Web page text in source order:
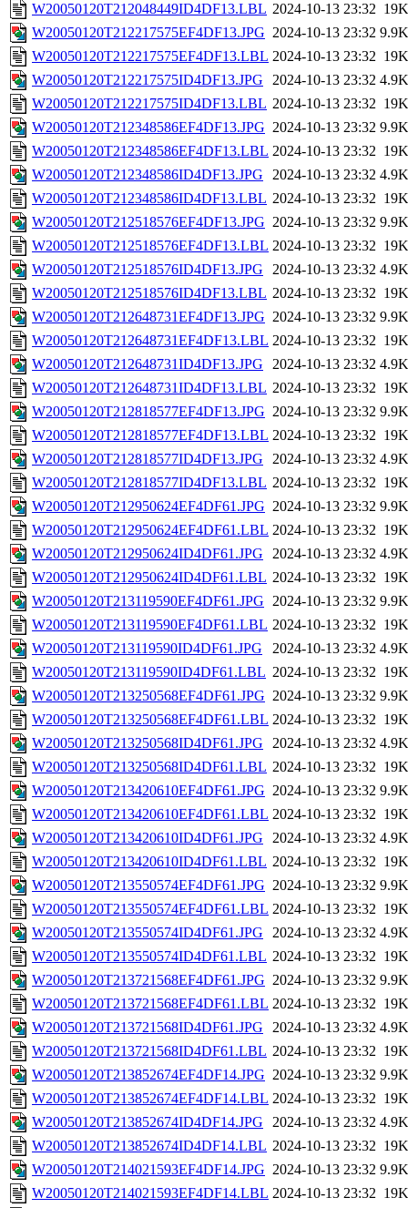
W20050120T212048449ID4DF13.LBL 2024-10-13 23:32 19K
W20050120T212217575EF4DF13.JPG 2024-10-13 23:32 9.9K
W20050120T212217575EF4DF13.LBL 2024-10-13 23:32 19K
W20050120T212217575ID4DF13.JPG
2024-10-13 23:32 4.9K
W20050120T212217575ID4DF13.LBL 2024-10-13 23:32 19K
W20050120T212348586EF4DF13.JPG 2024-10-13 23:32 9.9K
W20050120T212348586EF4DF13.LBL 2024-10-13 23:32 19K
W20050120T212348586ID4DF13.JPG
2024-10-13 23:32 4.9K
W20050120T212348586ID4DF13.LBL 2024-10-13 23:32 19K
W20050120T212518576EF4DF13.JPG 2024-10-13 23:32 9.9K
W20050120T212518576EF4DF13.LBL 2024-10-13 23:32 19K
W20050120T212518576ID4DF13.JPG
2024-10-13 23:32 4.9K
W20050120T212518576ID4DF13.LBL 2024-10-13 23:32 19K
W20050120T212648731EF4DF13.JPG 2024-10-13 23:32 9.9K
W20050120T212648731EF4DF13.LBL 2024-10-13 23:32 19K
W20050120T212648731ID4DF13.JPG
2024-10-13 23:32 4.9K
W20050120T212648731ID4DF13.LBL 2024-10-13 23:32 19K
W20050120T212818577EF4DF13.JPG 2024-10-13 23:32 9.9K
W20050120T212818577EF4DF13.LBL 2024-10-13 23:32 19K
W20050120T212818577ID4DF13.JPG
2024-10-13 23:32 4.9K
W20050120T212818577ID4DF13.LBL 2024-10-13 23:32 19K
W20050120T212950624EF4DF61.JPG 2024-10-13 23:32 9.9K
W20050120T212950624EF4DF61.LBL 2024-10-13 23:32 19K
W20050120T212950624ID4DF61.JPG
2024-10-13 23:32 4.9K
W20050120T212950624ID4DF61.LBL 2024-10-13 23:32 19K
W20050120T213119590EF4DF61.JPG 2024-10-13 23:32 9.9K
W20050120T213119590EF4DF61.LBL 2024-10-13 23:32 19K
W20050120T213119590ID4DF61.JPG
2024-10-13 23:32 4.9K
W20050120T213119590ID4DF61.LBL 2024-10-13 23:32 19K
W20050120T213250568EF4DF61.JPG 2024-10-13 23:32 9.9K
W20050120T213250568EF4DF61.LBL 2024-10-13 23:32 19K
W20050120T213250568ID4DF61.JPG
2024-10-13 23:32 4.9K
W20050120T213250568ID4DF61.LBL 2024-10-13 23:32 19K
W20050120T213420610EF4DF61.JPG 2024-10-13 23:32 9.9K
W20050120T213420610EF4DF61.LBL 2024-10-13 23:32 19K
W20050120T213420610ID4DF61.JPG
2024-10-13 23:32 4.9K
W20050120T213420610ID4DF61.LBL 2024-10-13 23:32 19K
W20050120T213550574EF4DF61.JPG 2024-10-13 23:32 9.9K
W20050120T213550574EF4DF61.LBL 2024-10-13 23:32 19K
W20050120T213550574ID4DF61.JPG
2024-10-13 23:32 4.9K
W20050120T213550574ID4DF61.LBL 2024-10-13 23:32 19K
W20050120T213721568EF4DF61.JPG 2024-10-13 23:32 9.9K
W20050120T213721568EF4DF61.LBL 2024-10-13 23:32 19K
W20050120T213721568ID4DF61.JPG
2024-10-13 23:32 4.9K
W20050120T213721568ID4DF61.LBL 2024-10-13 23:32 19K
W20050120T213852674EF4DF14.JPG 2024-10-13 23:32 9.9K
W20050120T213852674EF4DF14.LBL 2024-10-13 23:32 19K
W20050120T213852674ID4DF14.JPG
2024-10-13 23:32 4.9K
W20050120T213852674ID4DF14.LBL 2024-10-13 23:32 19K
W20050120T214021593EF4DF14.JPG 2024-10-13 23:32 9.9K
W20050120T214021593EF4DF14.LBL 2024-10-13 23:32 19K